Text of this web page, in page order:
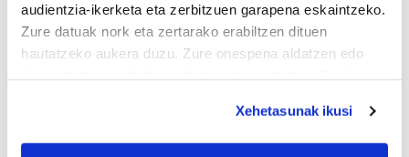
audientzia-ikerketa eta zerbitzuen garapena eskaintzeko.
Zure datuak nork eta zertarako erabiltzen dituen
hautatzeko aukera duzu. Zure onespena aldatzen edo
If you allow, we would also like to:
Xehetasunak ikusi